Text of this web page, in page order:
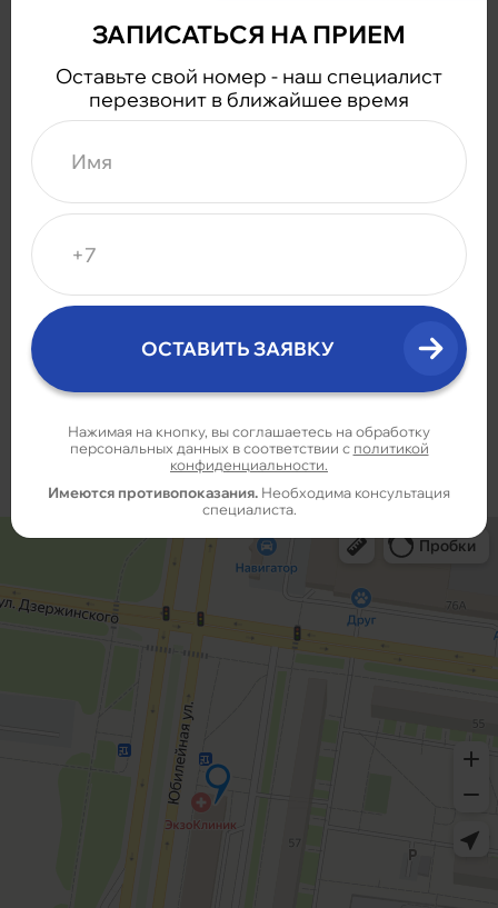
персональных данных в соответствии с
политикой
Имеются противопоказания.Необходима
ЗАПИСАТЬСЯ НА ПРИЕМ
Оставьте свой номер - наш специалист
перезвонит в ближайшее время
Нажимая на кнопку, вы соглашаетесь на обработку
персональных данных в соответствии с политикой
конфиденциальности.
Имеются противопоказания. Необходима консультация
специалиста.